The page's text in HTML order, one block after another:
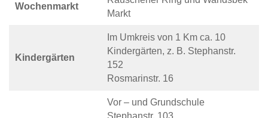
Wochenmarkt
Markt
Kindergärten
Im Umkreis von 1 Km ca. 10
Kindergärten, z. B. Stephanstr.
152
Rosmarinstr. 16
Vor – und Grundschule
Stephanstr. 103